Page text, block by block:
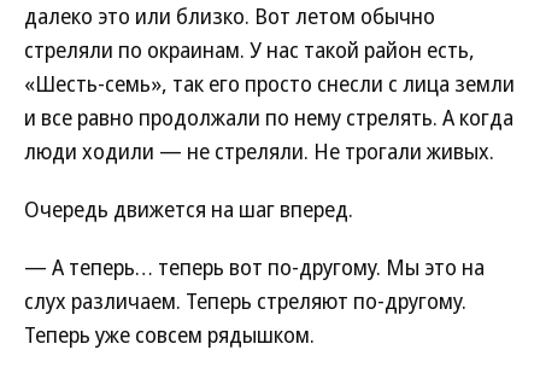
далеко это или близко. Вот летом обычно
стреляли по окраинам. У нас такой район есть,
«Шесть-семь», так его просто снесли с лица земли
и все равно продолжали по нему стрелять. А когда
люди ходили — не стреляли. Не трогали живых.
Очередь движется на шаг вперед.
— А теперь… теперь вот по-другому. Мы это на
слух различаем. Теперь стреляют по-другому.
Теперь уже совсем рядышком.